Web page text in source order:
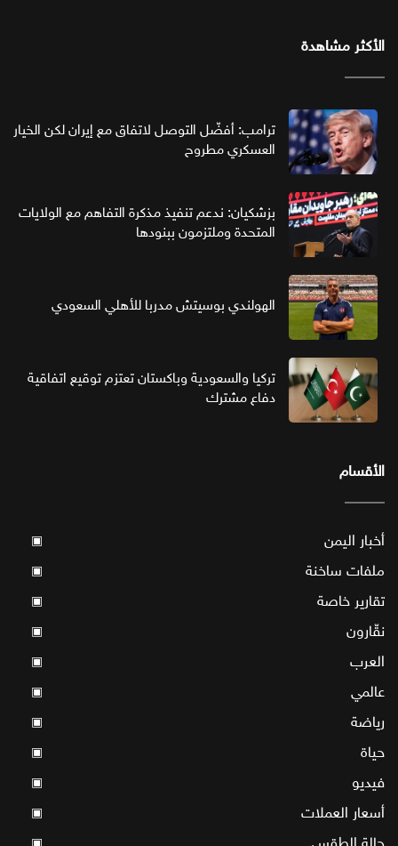
الأكثر مشاهدة
ترامب: أفضّل التوصل لاتفاق مع إيران لكن الخيار
العسكري مطروح
بزشكيان: ندعم تنفيذ مذكرة التفاهم مع الولايات
المتحدة وملتزمون ببنودها
الهولندي بوسيتش مدربا للأهلي السعودي
تركيا والسعودية وباكستان تعتزم توقيع اتفاقية
دفاع مشترك
الأقسام
أخبار اليمن ▣
ملفات ساخنة ▣
تقارير خاصة ▣
نقّارون ▣
العرب ▣
عالمي ▣
رياضة ▣
حياة ▣
فيديو ▣
أسعار العملات ▣